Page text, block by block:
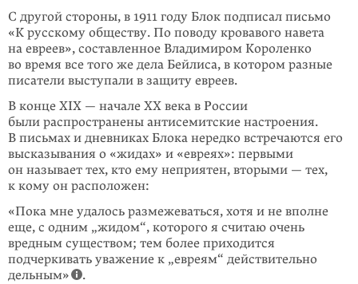
С другой стороны, в 1911 году Блок подписал письмо
«К русскому обществу. По поводу кровавого навета
на евреев», составленное Владимиром Короленко
во время все того же дела Бейлиса, в котором разные
писатели выступали в защиту евреев.
В конце XIX — начале XX века в России
были распространены антисемитские настроения.
В письмах и дневниках Блока нередко встречаются его
высказы­вания о «жидах» и «евреях»: первыми
он называет тех, кто ему неприятен, вторыми — тех,
к кому он расположен:
«Пока мне удалось размежеваться, хотя и не вполне
еще, с одним „жидом“, которого я считаю очень
вредным существом; тем более приходится
подчеркивать уважение к „евреям“ действительно
дельным»
.